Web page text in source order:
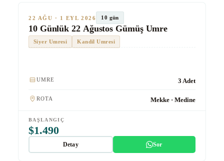
TUR #1014 SON KOLTUKLAR
22 AĞU · 1 EYL 2026 10 gün
10 Günlük 22 Ağustos Gümüş Umre
Siyer Umresi Kandil Umresi
UMRE 3 Adet
ROTA Mekke · Medine
BAŞLANGIÇ
$1.490
Detay Sor